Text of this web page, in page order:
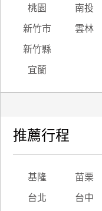
桃園 南投
新竹市 雲林
新竹縣
宜蘭
推薦行程
基隆 苗栗
台北 台中